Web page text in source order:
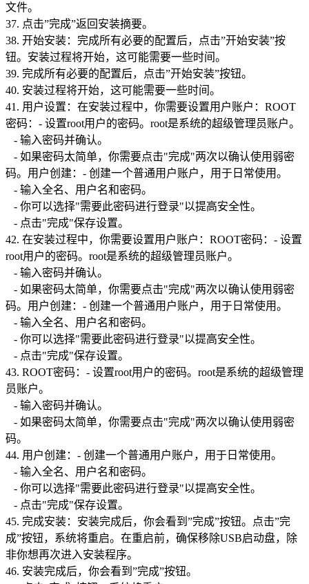
文件。
37. 点击”完成”返回安装摘要。
38. 开始安装：完成所有必要的配置后，点击”开始安装”按
钮。安装过程将开始，这可能需要一些时间。
39. 完成所有必要的配置后，点击”开始安装”按钮。
40. 安装过程将开始，这可能需要一些时间。
41. 用户设置：在安装过程中，你需要设置用户账户：ROOT
密码：- 设置root用户的密码。root是系统的超级管理员账户。
- 输入密码并确认。
- 如果密码太简单，你需要点击"完成"两次以确认使用弱密
码。用户创建：- 创建一个普通用户账户，用于日常使用。
- 输入全名、用户名和密码。
- 你可以选择"需要此密码进行登录"以提高安全性。
- 点击"完成"保存设置。
42. 在安装过程中，你需要设置用户账户：ROOT密码：- 设置
root用户的密码。root是系统的超级管理员账户。
- 输入密码并确认。
- 如果密码太简单，你需要点击"完成"两次以确认使用弱密
码。用户创建：- 创建一个普通用户账户，用于日常使用。
- 输入全名、用户名和密码。
- 你可以选择"需要此密码进行登录"以提高安全性。
- 点击"完成"保存设置。
43. ROOT密码：- 设置root用户的密码。root是系统的超级管理
员账户。
- 输入密码并确认。
- 如果密码太简单，你需要点击"完成"两次以确认使用弱密
码。
44. 用户创建：- 创建一个普通用户账户，用于日常使用。
- 输入全名、用户名和密码。
- 你可以选择"需要此密码进行登录"以提高安全性。
- 点击"完成"保存设置。
45. 完成安装：安装完成后，你会看到”完成”按钮。点击”完
成”按钮，系统将重启。在重启前，确保移除USB启动盘，除
非你想再次进入安装程序。
46. 安装完成后，你会看到”完成”按钮。